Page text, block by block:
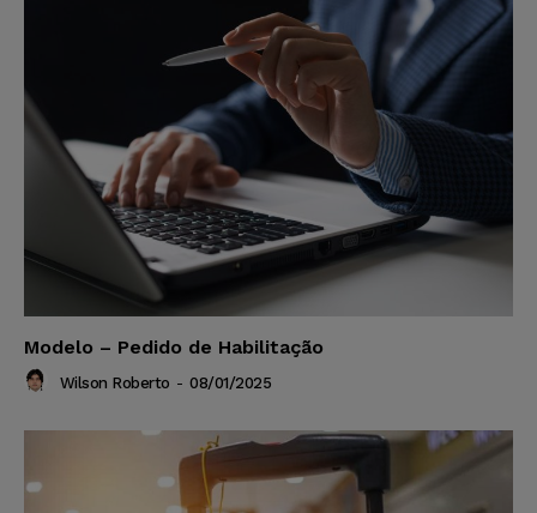
Modelo – Pedido de Habilitação
Wilson Roberto - 08/01/2025